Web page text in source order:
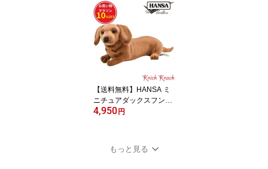
み かわいい グッズ 雑貨
置物 オブジェ インテリ
ア
【送料無料】HANSA ミ
ニチュアダックスフンド
仔 BH4002 マラソン限
いい グッズ 雑貨 置物 オ
ブジェ インテリア いぬ
4,950 円
もっと見る